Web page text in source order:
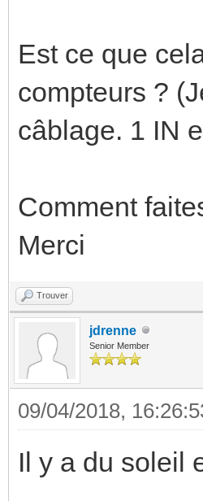
Est ce que
compteurs ?
câblage. 1 IN
Comment
Merci
Trouver
jdrenne
Senior Member
09/04/2018,
Il y a du soleil